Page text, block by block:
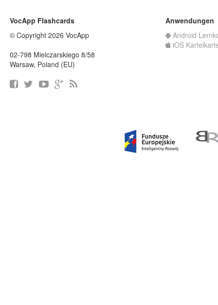
VocApp Flashcards
© Copyright 2026 VocApp
02-798 Mielczarskiego 8/58
Warsaw, Poland (EU)
Anwendungen
Android
iOS